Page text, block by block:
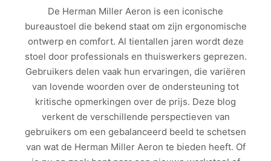
De Herman Miller Aeron is een iconische
bureaustoel die bekend staat om zijn ergonomische
ontwerp en comfort. Al tientallen jaren wordt deze
stoel door professionals en thuiswerkers geprezen.
Gebruikers delen vaak hun ervaringen, die variëren
van lovende woorden over de ondersteuning tot
kritische opmerkingen over de prijs. Deze blog
verkent de verschillende perspectieven van
gebruikers om een gebalanceerd beeld te schetsen
van wat de Herman Miller Aeron te bieden heeft. Of